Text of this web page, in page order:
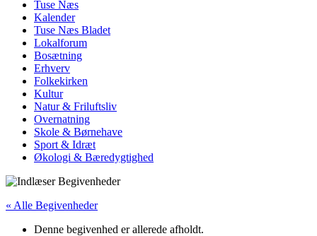
Tuse Næs
Kalender
Tuse Næs Bladet
Lokalforum
Bosætning
Erhverv
Folkekirken
Kultur
Natur & Friluftsliv
Overnatning
Skole & Børnehave
Sport & Idræt
Økologi & Bæredygtighed
« Alle Begivenheder
Denne begivenhed er allerede afholdt.